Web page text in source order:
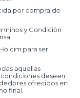
por compra de
y Condición
para ser
aquellas
deseen
ofrecidos en
final.